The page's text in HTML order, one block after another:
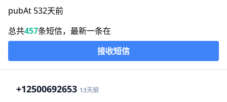
pubAt 532天前
总共457条短信，最新一条在
接收短信
+12500692653 13天前